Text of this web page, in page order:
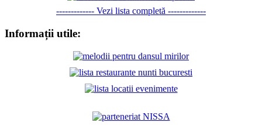
------------- Vezi lista completă -------------
Informații utile: